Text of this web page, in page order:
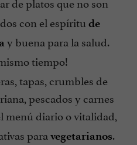
con el espíritu de
y buena para la salud.
tiempo!
tapas, crumbles de
pescados y carnes
menú diario o vitalidad,
para vegetarianos.